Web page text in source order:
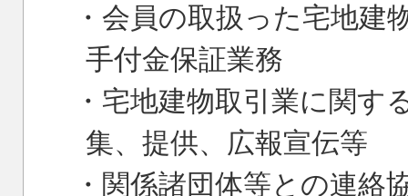
・会員の取扱った宅地建
手付金保証業務
・宅地建物取引業に関す
集、提供、広報宣伝等
・関係諸団体等との連絡